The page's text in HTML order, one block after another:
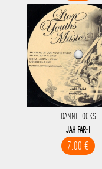
DANNI LOCKS
JAH FAR-I
7.00 €